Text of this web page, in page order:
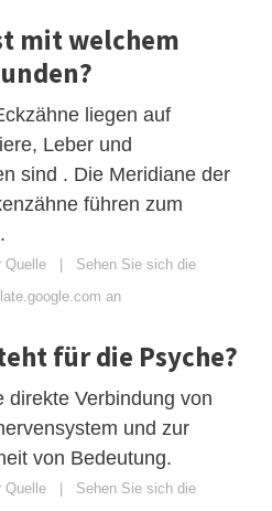
mit welchem
liegen auf
Leber und
sind . Die Meridiane der
führen zum
Quelle | Sehen Sie sich die
an
für die Psyche?
direkte Verbindung von
und zur
von Bedeutung.
Quelle | Sehen Sie sich die